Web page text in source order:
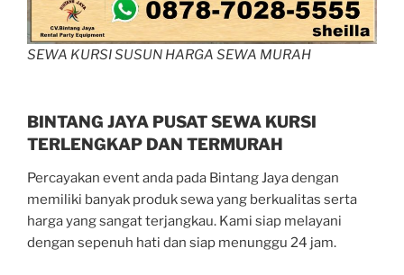
SEWA KURSI SUSUN HARGA SEWA MURAH
BINTANG JAYA PUSAT SEWA KURSI
TERLENGKAP DAN TERMURAH
Percayakan event anda pada Bintang Jaya dengan
memiliki banyak produk sewa yang berkualitas serta
harga yang sangat terjangkau. Kami siap melayani
dengan sepenuh hati dan siap menunggu 24 jam.